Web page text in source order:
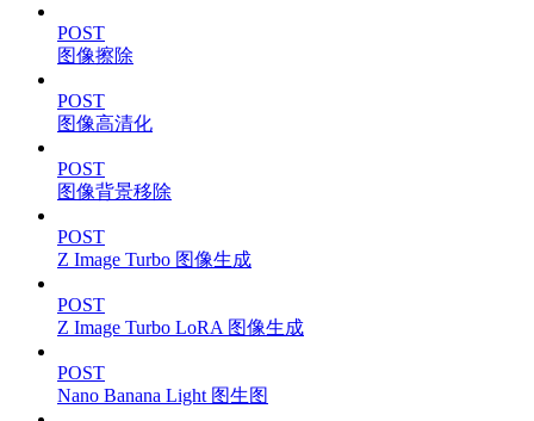
POST
图像擦除
POST
图像高清化
POST
图像背景移除
POST
Z Image Turbo 图像生成
POST
Z Image Turbo LoRA 图像生成
POST
Nano Banana Light 图生图